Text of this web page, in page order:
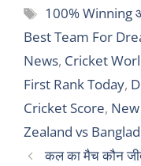
Tags
100% Winning
Best Team For
News, Cricket
First Rank Today,
Cricket Score,
Zealand vs
कल का मैच कौन